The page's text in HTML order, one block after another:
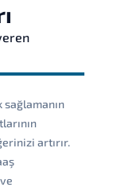
sağlamanın
artırır.